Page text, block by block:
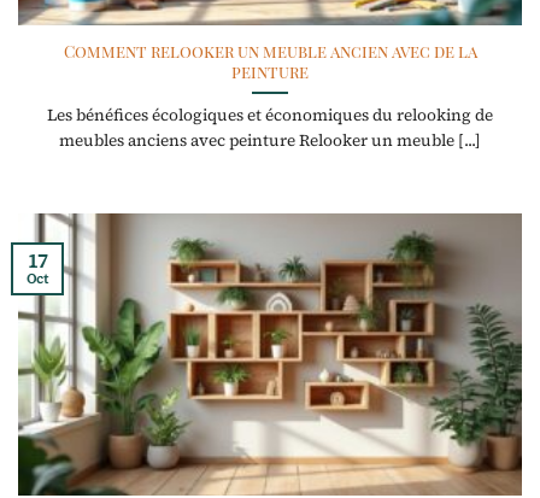
Comment relooker un meuble ancien avec de la
peinture
Les bénéfices écologiques et économiques du relooking de
meubles anciens avec peinture Relooker un meuble [...]
17
Oct